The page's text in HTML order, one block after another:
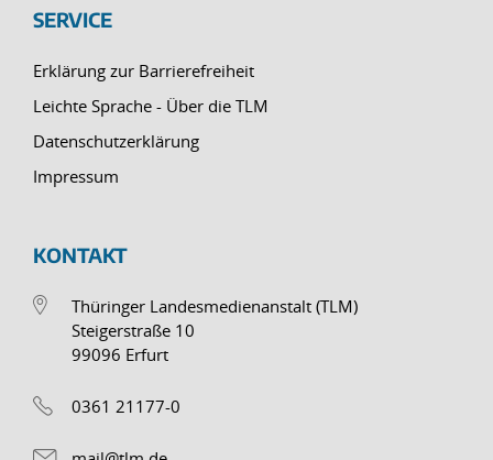
SERVICE
Erklärung zur Barrierefreiheit
Leichte Sprache - Über die TLM
Datenschutzerklärung
Impressum
KONTAKT
Thüringer Landesmedienanstalt (TLM)
Steigerstraße 10
99096 Erfurt
0361 21177-0